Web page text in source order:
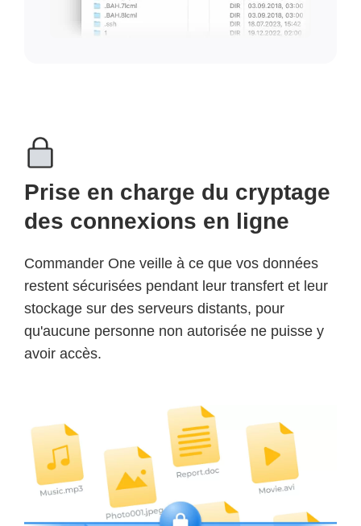
Prise en charge du cryptage
des connexions en ligne
Commander One veille à ce que vos données
restent sécurisées pendant leur transfert et leur
stockage sur des serveurs distants, pour
qu'aucune personne non autorisée ne puisse y
avoir accès.